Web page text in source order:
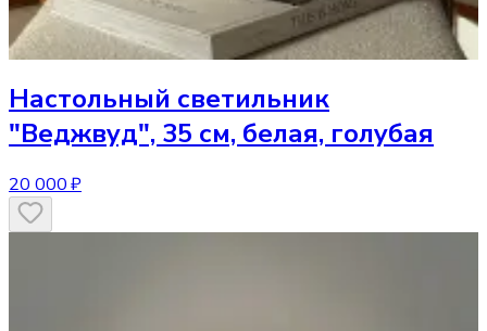
Настольный светильник
"Веджвуд", 35 см, белая, голубая
20 000 ₽